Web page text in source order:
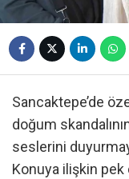
Sancaktepe’de
doğum
seslerini
Konuya ilişkin pek